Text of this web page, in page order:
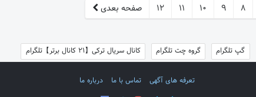
8
9
10
11
12 صفحه بعدی
گپ تلگرام گروه چت تلگرام کانال سریال ترکی【21 کانال برتر】تلگرام
تعرفه های آگهی تماس با ما درباره ما